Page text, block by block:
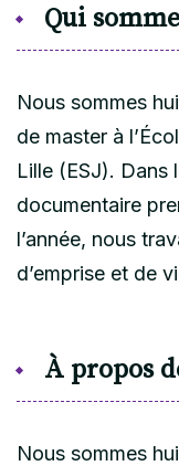
Qui
Nous sommes
de master à
Lille (ESJ). Dans
documentaire
l’année, nous
d’emprise et de
À propos
Nous sommes